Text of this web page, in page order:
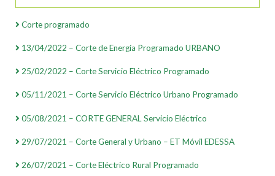
Corte programado
13/04/2022 – Corte de Energía Programado URBANO
25/02/2022 – Corte Servicio Eléctrico Programado
05/11/2021 – Corte Servicio Eléctrico Urbano Programado
05/08/2021 – CORTE GENERAL Servicio Eléctrico
29/07/2021 – Corte General y Urbano – ET Móvil EDESSA
26/07/2021 – Corte Eléctrico Rural Programado